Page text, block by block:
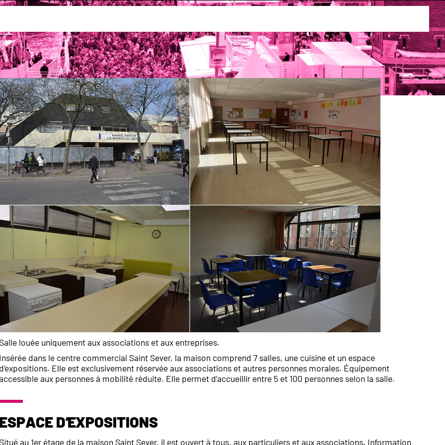
Saint Sever
Salle louée uniquement aux associations et aux entreprises.
Insérée dans le centre commercial Saint Sever, la maison comprend 7 salles, une cuisine et un espace
d’expositions. Elle est exclusivement réservée aux associations et autres personnes morales. Équipement
aux personnes à mobilité réduite. Elle permet d’accueillir entre 5 et 100 personnes selon la salle.
Espace d’expositions
Situé au 1er étage de la maison Saint Sever, il est ouvert à tous, aux particuliers et aux associations. Information